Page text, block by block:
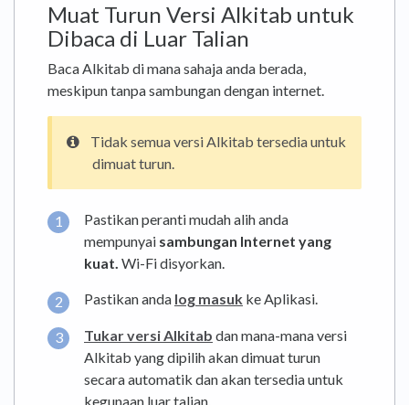
Muat Turun Versi Alkitab untuk
Dibaca di Luar Talian
Baca Alkitab di mana sahaja anda berada,
meskipun tanpa sambungan dengan internet.
Tidak semua versi Alkitab tersedia untuk
dimuat turun.
Pastikan peranti mudah alih anda
mempunyai sambungan Internet yang
kuat. Wi-Fi disyorkan.
Pastikan anda log masuk ke Aplikasi.
Tukar versi Alkitab dan mana-mana versi
Alkitab yang dipilih akan dimuat turun
secara automatik dan akan tersedia untuk
kegunaan luar talian.